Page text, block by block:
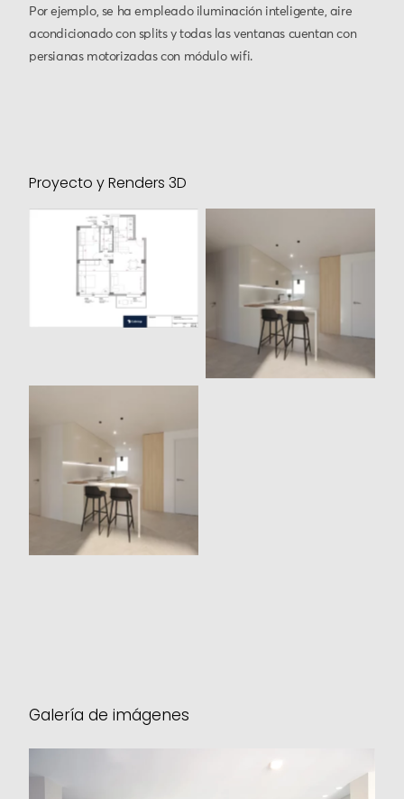
Por ejemplo, se ha empleado iluminación inteligente, aire
acondicionado con splits y todas las ventanas cuentan con
persianas motorizadas con módulo wifi.
Proyecto y Renders 3D
Plano nueva
distribución
Render 3D Cocina
opción 1
Render 3D Cocina
opción 2
Galería de imágenes